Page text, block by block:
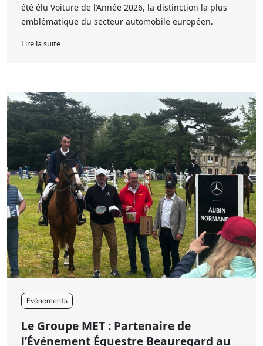
été élu Voiture de l’Année 2026, la distinction la plus
emblématique du secteur automobile européen.
Lire la suite
Evènements
Le Groupe MET : Partenaire de
l’Événement Équestre Beauregard au